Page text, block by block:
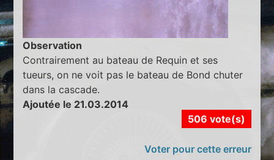
Observation
Contrairement au bateau de Requin et ses
tueurs, on ne voit pas le bateau de Bond chuter
dans la cascade.
Ajoutée le 21.03.2014
506 vote(s)
Voter pour cette erreur